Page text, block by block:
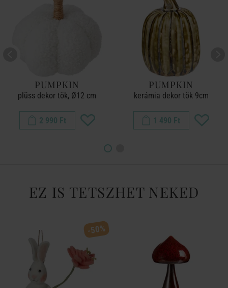
PUMPKIN
plüss dekor tök, Ø12 cm
2 990 Ft
PUMPKIN
kerámia dekor tök 9cm
1 490 Ft
EZ IS TETSZHET NEKED
-50%